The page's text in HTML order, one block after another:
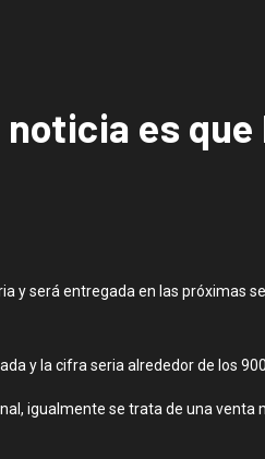
es
y será entregada en las próximas
y la cifra seria alrededor de los
igualmente se trata de una